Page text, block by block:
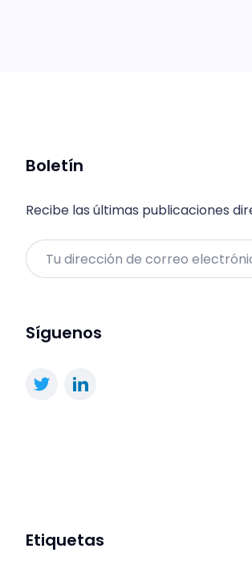
Boletín
Recibe las últimas publicaciones
Email
Síguenos
Etiquetas